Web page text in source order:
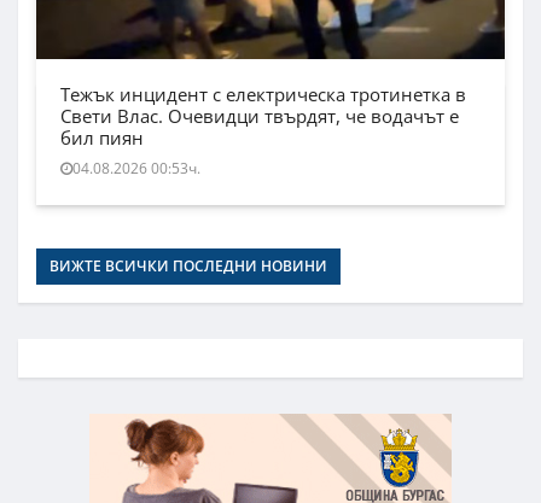
Тежък инцидент с електрическа тротинетка в
Свети Влас. Очевидци твърдят, че водачът е
бил пиян
04.08.2026 00:53ч.
ВИЖТЕ ВСИЧКИ ПОСЛЕДНИ НОВИНИ